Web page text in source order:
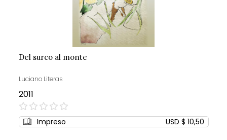
Del surco al monte
Luciano Literas
2011
0%
Impreso USD $ 10,50